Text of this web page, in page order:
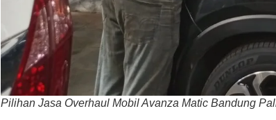
Pilihan Jasa Overhaul Mobil Avanza Matic Bandung